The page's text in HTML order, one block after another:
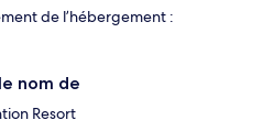
de l’hébergement :
nom de
Resort